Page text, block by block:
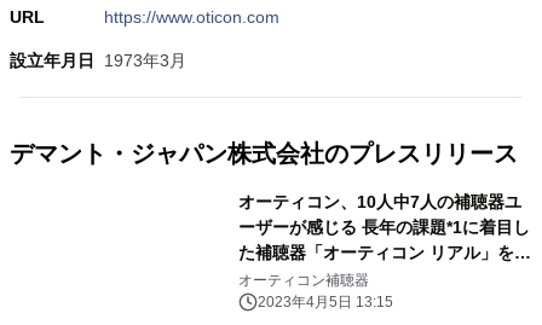
URL https://www.oticon.com
設立年月日 1973年3月
デマント・ジャパン株式会社のプレスリリース
オーティコン、10人中7人の補聴器ユ
ーザーが感じる 長年の課題*1に着目し
た補聴器「オーティコン リアル」を発
売。 人工知能と新技術により日常に溢
れる様々な環境音に対処して 明瞭な聞
オーティコン補聴器
2023年4月5日 13:15